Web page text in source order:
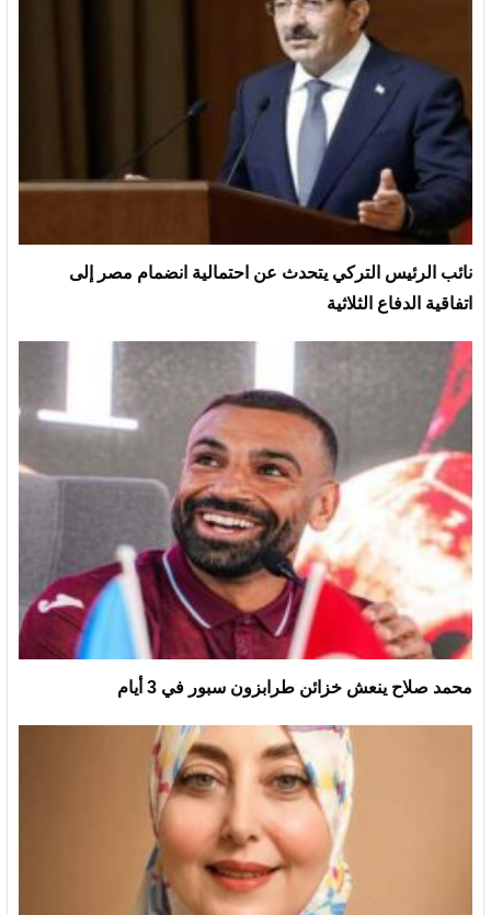
نائب الرئيس التركي يتحدث عن احتمالية انضمام مصر إلى
اتفاقية الدفاع الثلاثية
محمد صلاح ينعش خزائن طرابزون سبور في 3 أيام